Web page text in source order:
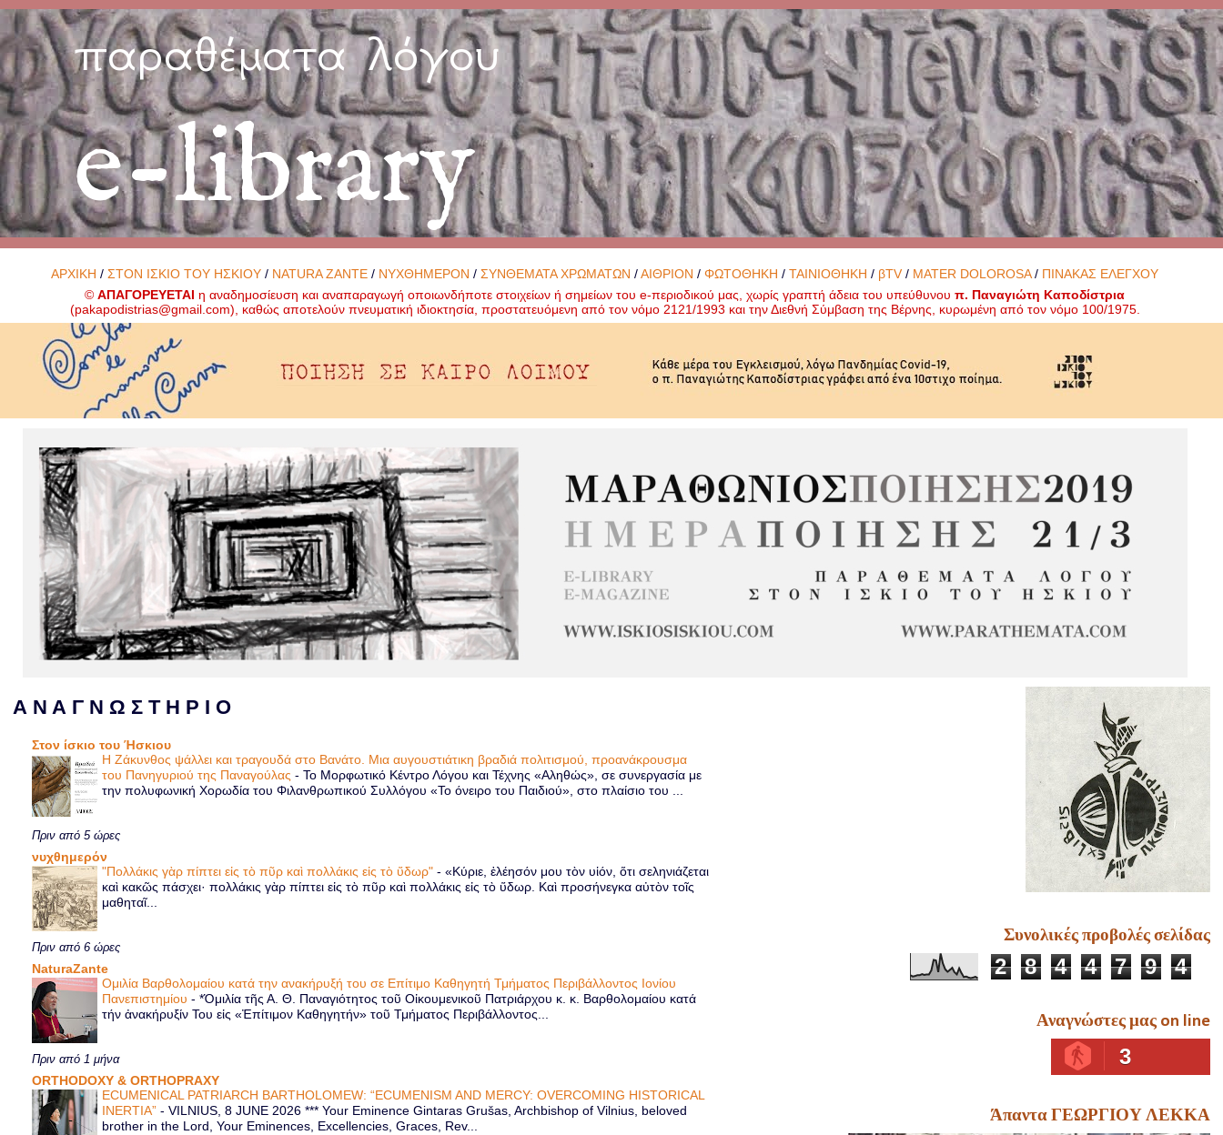
παραθέματα λόγου
e-library
ΑΡΧΙΚΗ /ΣΤΟΝ ΙΣΚΙΟ ΤΟΥ ΗΣΚΙΟΥ / NATURA ZANTE / ΝΥΧΘΗΜΕΡΟΝ /ΣΥΝΘΕΜΑΤΑ ΧΡΩΜΑΤΩΝ /ΑΙΘΡΙΟΝ /ΦΩΤΟΘΗΚΗ /ΤΑΙΝΙΟΘΗΚΗ / βTV / MATER DOLOROSA/ ΠΙΝΑΚΑΣ ΕΛΕΓΧΟΥ
©ΑΠΑΓΟΡΕΥΕΤΑΙ η αναδημοσίευση και αναπαραγωγή οποιωνδήποτε στοιχείων ή σημείων του e-περιοδικού μας, χωρίς γραπτή άδεια του υπεύθυνουπ. Παναγιώτη Καποδίστρια
(pakapodistrias@gmail.com), καθώς αποτελούν πνευματική ιδιοκτησία, προστατευόμενη από τον νόμο 2121/1993 και την Διεθνή Σύμβαση της Βέρνης, κυρωμένη από τον νόμο 100/1975.
Α Ν Α Γ Ν Ω Σ Τ Η Ρ Ι Ο
Στον ίσκιο του Ήσκιου
Η Ζάκυνθος ψάλλει και τραγουδά στο Βανάτο. Μια αυγουστιάτικη βραδιά πολιτισμού, προανάκρουσμα
του Πανηγυριού της Παναγούλας-Το Μορφωτικό Κέντρο Λόγου και Τέχνης «Αληθώς», σε συνεργασία με
την πολυφωνική Χορωδία του Φιλανθρωπικού Συλλόγου «Το όνειρο του Παιδιού», στο πλαίσιο του ...
Πριν από 5 ώρες
νυχθημερόν
"Πολλάκις γὰρ πίπτει εἰς τὸ πῦρ καὶ πολλάκις εἰς τὸ ὕδωρ"-«Κύριε, ἐλέησόν μου τὸν υἱόν, ὅτι σεληνιάζεται
καὶ κακῶς πάσχει· πολλάκις γὰρ πίπτει εἰς τὸ πῦρ καὶ πολλάκις εἰς τὸ ὕδωρ. Καὶ προσήνεγκα αὐτὸν τοῖς
μαθηταῖ...
Πριν από 6 ώρες
NaturaZante
Ομιλία Βαρθολομαίου κατά την ανακήρυξή του σε Επίτιμο Καθηγητή Τμήματος Περιβάλλοντος Ιονίου
Πανεπιστημίου-*Ὁμιλία τῆς Α. Θ. Παναγιότητος τοῦ Οἰκουμενικοῦ Πατριάρχου κ. κ. Βαρθολομαίου κατά
τήν ἀνακήρυξίν Του εἰς «Ἐπίτιμον Καθηγητήν» τοῦ Τμήματος Περιβάλλοντος...
Πριν από 1 μήνα
ORTHODOXY & ORTHOPRAXY
ECUMENICAL PATRIARCH BARTHOLOMEW: “ECUMENISM AND MERCY: OVERCOMING HISTORICAL
INERTIA”-VILNIUS, 8 JUNE 2026 *** Your Eminence Gintaras Grušas, Archbishop of Vilnius, beloved
brother in the Lord, Your Eminences, Excellencies, Graces, Rev...
Συνολικές προβολές σελίδας
2 8 4 4 7 9 4
Αναγνώστες μας on line
3
Άπαντα ΓΕΩΡΓΙΟΥ ΛΕΚΚΑ